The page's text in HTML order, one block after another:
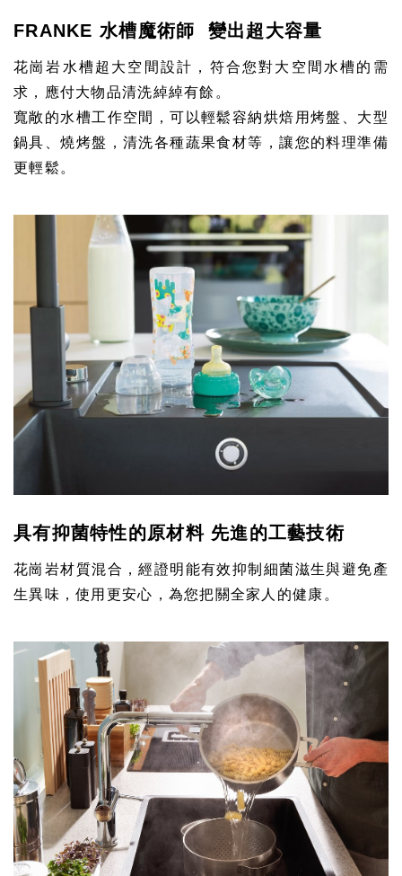
FRANKE 水槽魔術師 變出超大容量
花崗岩水槽超大空間設計，符合您對大空間水槽的需
求，應付大物品清洗綽綽有餘。
寬敞的水槽工作空間，可以輕鬆容納烘焙用烤盤、大型
鍋具、燒烤盤，清洗各種蔬果食材等，讓您的料理準備
更輕鬆。
具有抑菌特性的原材料 先進的工藝技術
花崗岩材質混合，經證明能有效抑制細菌滋生與避免產
生異味，使用更安心，為您把關全家人的健康。